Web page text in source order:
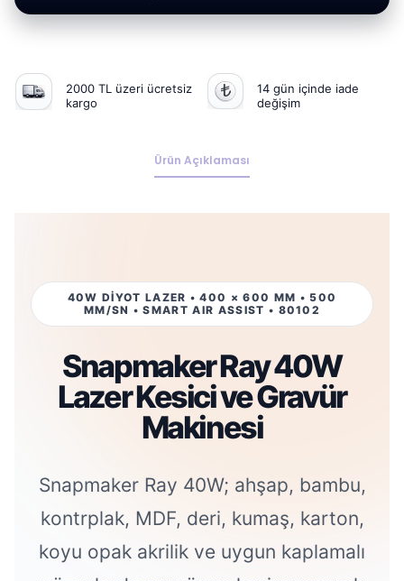
2000 TL üzeri ücretsiz
kargo
14 gün içinde iade
değişim
Ürün Açıklaması
40W DİYOT LAZER • 400 × 600 MM • 500
MM/SN • SMART AIR ASSIST • 80102
Snapmaker Ray 40W
Lazer Kesici ve Gravür
Makinesi
Snapmaker Ray 40W; ahşap, bambu,
kontrplak, MDF, deri, kumaş, karton,
koyu opak akrilik ve uygun kaplamalı